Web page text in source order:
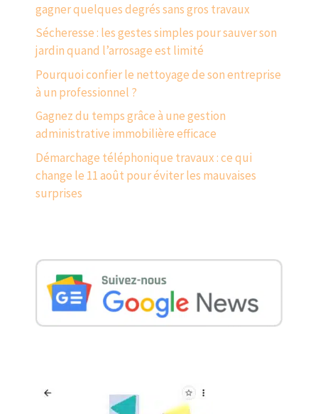
gagner quelques degrés sans gros travaux
Sécheresse : les gestes simples pour sauver son
jardin quand l’arrosage est limité
Pourquoi confier le nettoyage de son entreprise
à un professionnel ?
Gagnez du temps grâce à une gestion
administrative immobilière efficace
Démarchage téléphonique travaux : ce qui
change le 11 août pour éviter les mauvaises
surprises